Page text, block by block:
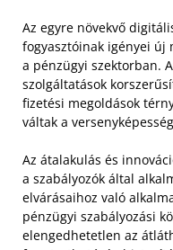
Az egyre növekvő
fogyasztóinak igényei új
a pénzügyi szektorban.
szolgáltatások
fizetési megoldások
váltak a
Az átalakulás és
a szabályozók által
elvárásaihoz való
pénzügyi szabályozási
elengedhetetlen az